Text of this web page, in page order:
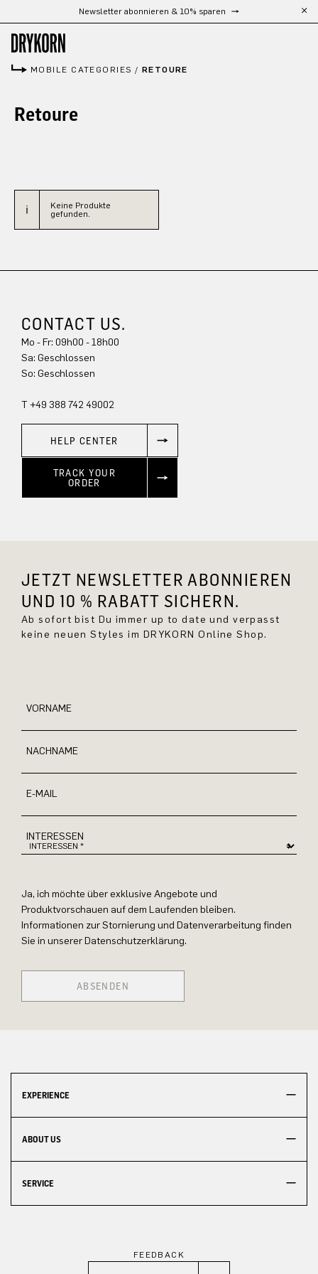
Zum Hauptinhalt springenNewsletter abonnieren & 10% sparen
MOBILE CATEGORIES / RETOURE
Retoure
Keine Produkte
gefunden.
CONTACT US.
Mo - Fr: 09h00 - 18h00
Sa: Geschlossen
So: Geschlossen
T +49 388 742 49002
HELP CENTER
TRACK YOUR
ORDER
JETZT NEWSLETTER ABONNIEREN
UND 10 % RABATT SICHERN.
Ab sofort bist Du immer up to date und verpasst
keine neuen Styles im DRYKORN Online Shop.
VORNAME
NACHNAME
E-MAIL
INTERESSEN
Ja, ich möchte über exklusive Angebote und
Produktvorschauen auf dem Laufenden bleiben.
Informationen zur Stornierung und Datenverarbeitung finden
Sie in unserer Datenschutzerklärung.
ABSENDEN
EXPERIENCE
ABOUT US
SERVICE
FEEDBACK